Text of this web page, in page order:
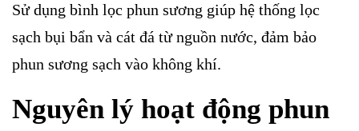
Sử dụng bình lọc phun sương giúp hệ thống lọc
sạch bụi bẩn và cát đá từ nguồn nước, đảm bảo
phun sương sạch vào không khí.
Nguyên lý hoạt động phun